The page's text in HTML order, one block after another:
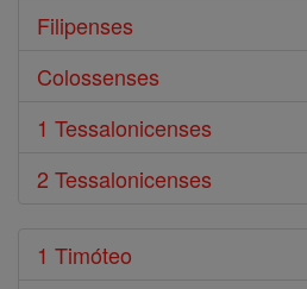
Filipenses
Colossenses
1 Tessalonicenses
2 Tessalonicenses
1 Timóteo